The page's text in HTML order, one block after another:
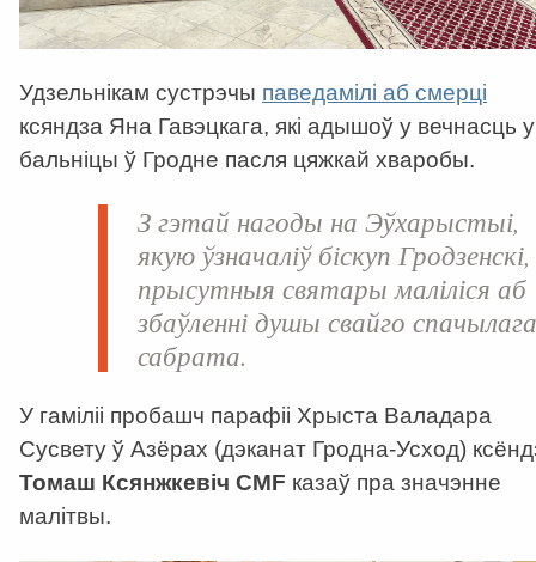
Удзельнікам сустрэчы паведамілі аб смерці
ксяндза Яна Гавэцкага, які адышоў у вечнасць у
бальніцы ў Гродне пасля цяжкай хваробы.
З гэтай нагоды на Эўхарыстыі,
якую ўзначаліў біскуп Гродзенскі,
прысутныя святары маліліся аб
збаўленні душы свайго
сабрата.
У гаміліі пробашч парафіі Хрыста Валадара
Сусвету ў Азёрах (дэканат Гродна-Усход)
Томаш Ксянжкевіч CMF казаў пра значэнне
малітвы.